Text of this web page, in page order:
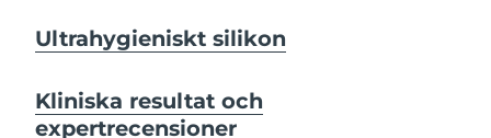
Ultrahygieniskt silikon
Kliniska resultat och
expertrecensioner